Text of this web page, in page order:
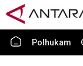
Polhukam